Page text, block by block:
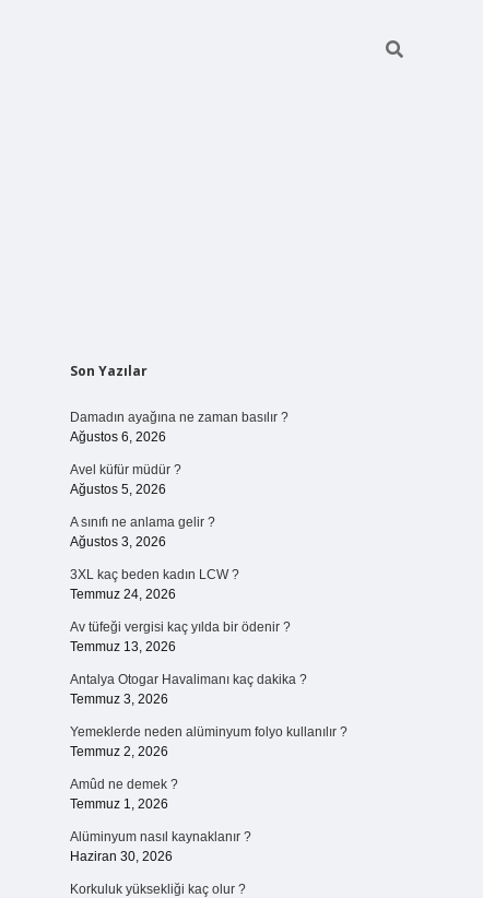
Sidebar
Son Yazılar
Damadın ayağına ne zaman basılır ?
Ağustos 6, 2026
Avel küfür müdür ?
Ağustos 5, 2026
A sınıfı ne anlama gelir ?
Ağustos 3, 2026
3XL kaç beden kadın LCW ?
Temmuz 24, 2026
Av tüfeği vergisi kaç yılda bir ödenir ?
Temmuz 13, 2026
Antalya Otogar Havalimanı kaç dakika ?
Temmuz 3, 2026
Yemeklerde neden alüminyum folyo kullanılır ?
Temmuz 2, 2026
Amûd ne demek ?
Temmuz 1, 2026
Alüminyum nasıl kaynaklanır ?
Haziran 30, 2026
Korkuluk yüksekliği kaç olur ?